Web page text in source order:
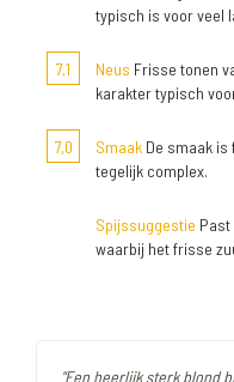
typisch is voor veel
7,1 Neus Frisse tonen
karakter typisch
7,0 Smaak De smaak
tegelijk complex.
Spijssuggestie
waarbij het frisse
"Een heerlijk sterk blond